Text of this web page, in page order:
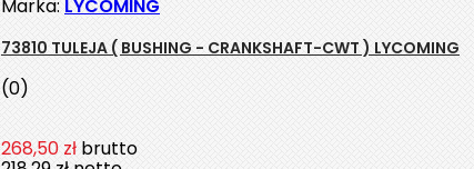
Marka: LYCOMING
73810 TULEJA ( BUSHING - CRANKSHAFT-CWT ) LYCOMING
(0)
268,50 zł brutto